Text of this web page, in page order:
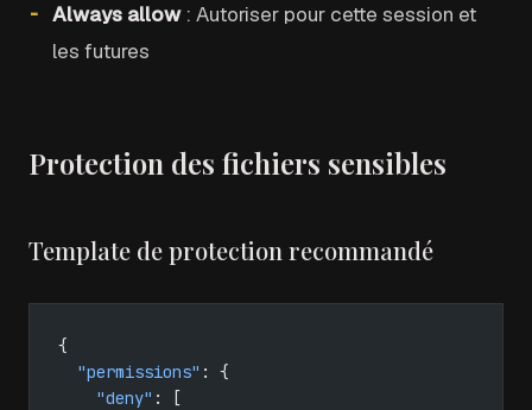
Always allow: Autoriser pour cette session et
les futures
Protection des fichiers sensibles
Template de protection recommandé
{
  "permissions"
: {
    "deny"
: [